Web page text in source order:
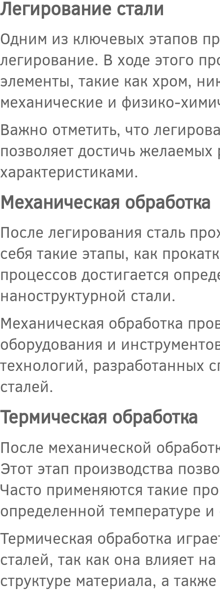
Легирование стали
Одним из ключевых этапов
легирование. В ходе этого
элементы, такие как хром,
механические и физико-
Важно отметить, что
позволяет достичь желаемых
характеристиками.
Механическая обработка
После легирования сталь
себя такие этапы, как
процессов достигается
наноструктурной стали.
Механическая обработка
оборудования и
технологий, разработанных
сталей.
Термическая обработка
После механической
Этот этап производства
Часто применяются такие
определенной температуре
Термическая обработка
сталей, так как она влияет
структуре материала, а